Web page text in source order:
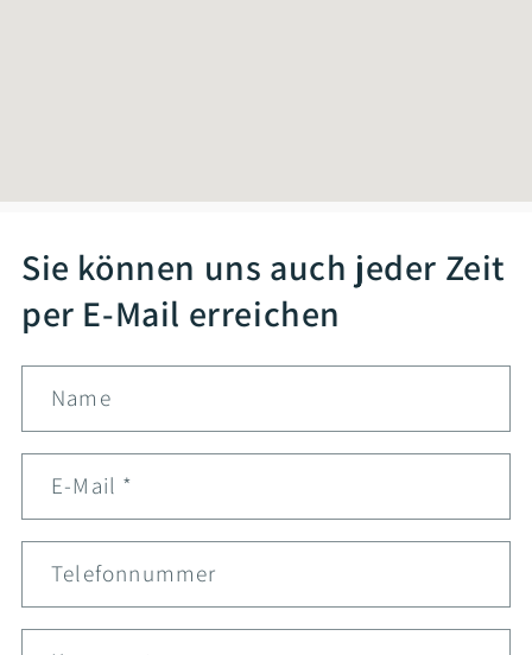
Sie können uns auch jeder Zeit
per E-Mail erreichen
Name
E-Mail *
Telefonnummer